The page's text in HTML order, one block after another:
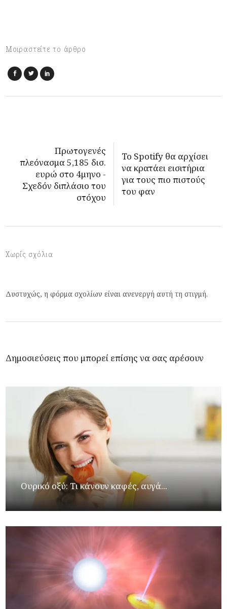
Μοιραστείτε το άρθρο
Πρωτογενές
πλεόνασμα 5,185 δισ.
ευρώ στο 4μηνο -
Σχεδόν διπλάσιο του
στόχου
Το Spotify θα αρχίσει
να κρατάει εισιτήρια
για τους πιο πιστούς
του φαν
Χωρίς σχόλια
Δυστυχώς, η φόρμα σχολίων είναι ανενεργή αυτή τη στιγμή.
Δημοσιεύσεις που μπορεί επίσης να σας αρέσουν
Ουρικό οξύ: Τι κάνουν καφές, αυγά...